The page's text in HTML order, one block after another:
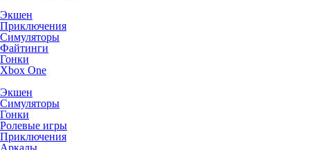
Экшен
Приключения
Симуляторы
Файтинги
Гонки
Xbox One
Экшен
Симуляторы
Гонки
Ролевые игры
Приключения
Аркады